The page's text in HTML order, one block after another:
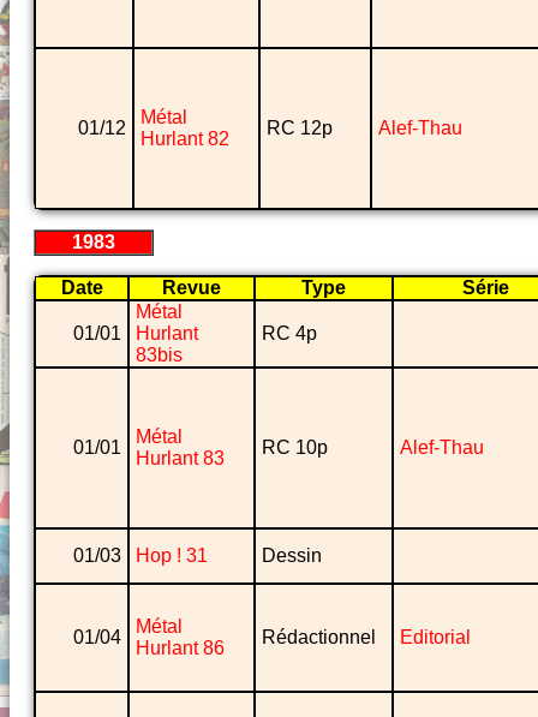
01/12
Métal
Hurlant 82
RC 12p Alef-Thau
1983
Date Revue Type Série
01/01
Métal
Hurlant
83bis
RC 4p
01/01
Métal
Hurlant 83
RC 10p Alef-Thau
01/03 Hop ! 31 Dessin
01/04
Métal
Hurlant 86
Rédactionnel Editorial